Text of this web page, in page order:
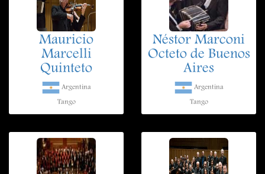
Mauricio
Marcelli
Quinteto
Argentina
Tango
Néstor Marconi
Octeto de Buenos
Aires
Argentina
Tango